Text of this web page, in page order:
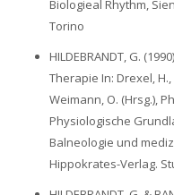
Biologieal Rhythm,
Torino
HILDEBRANDT, G.
Therapie In: Drexel‚
Weimann, O. (Hrsg.),
Physiologische
Balneologie und
Hippokrates-Verlag.